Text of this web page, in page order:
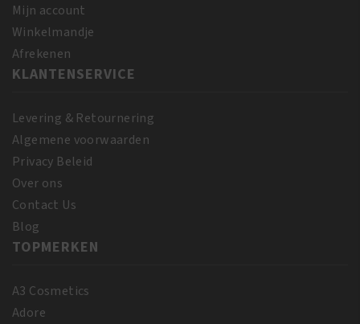
gr
aantal
Mijn account
Winkelmandje
Afrekenen
KLANTENSERVICE
Levering & Retournering
Algemene voorwaarden
Privacy Beleid
Over ons
Contact Us
Blog
TOPMERKEN
A3 Cosmetics
Adore